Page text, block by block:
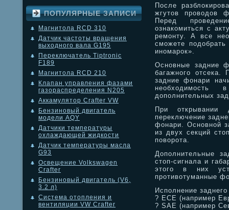
ПОПУЛЯРНЫЕ ЗАПИСИ
Магнитола RCD 310
Датчик частоты вращения
выходного вала G195
Переключатель Tiptronic
F189
Магнитола RCD 210
Клапан управления фазами
газораспределения N205
Аккамулятор Crafter VW
Бензиновый двигатель
модели AQY
Датчики температуры
охлаждающей жидкости
Датчик температуры масла
G93
Освещение Volkswagen
Crafter
Бензиновый двигатель (V6,
3.2 л)
Система отопления и
вентиляции VW Crafter
После
жгутов проводов
Перед
ознакомиться с
ремонту. А все
сможете
иномарок».
Основные задние
багажного отсека.
задние фонари
дополнительных
При открывании
переключение
фонари. Основной
из двух секций
поворота.
Дополнительные
стоп-сигнала и
этого в них
противотуманные
Исполнение
? ECE (например
? SAE (например